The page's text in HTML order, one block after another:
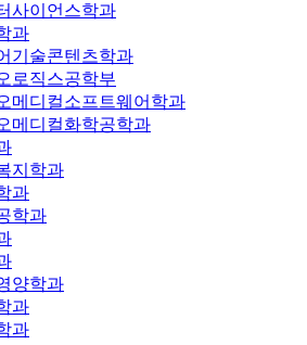
사이언스학과
과
기술콘텐츠학과
로직스공학부
메디컬소프트웨어학과
메디컬화학공학과
지학과
과
학과
양학과
과
과